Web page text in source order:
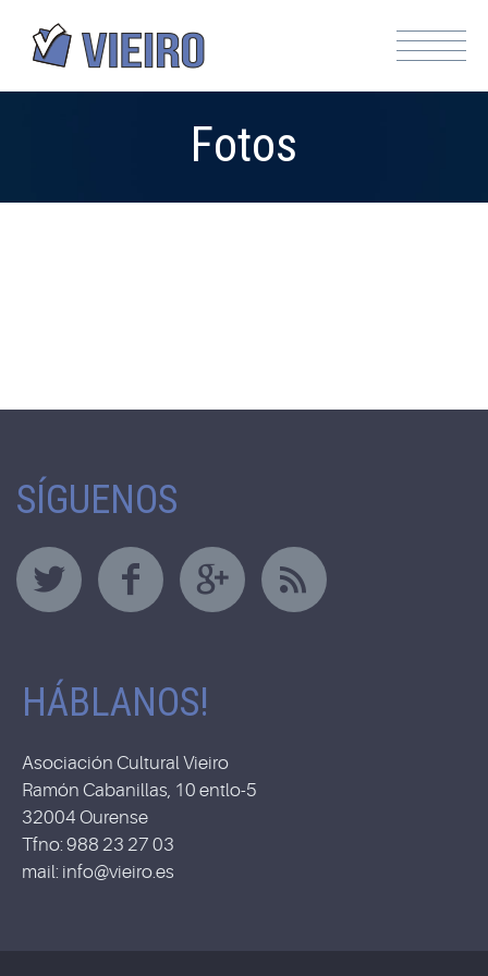
Fotos
SÍGUENOS
HÁBLANOS!
Asociación Cultural Vieiro
Ramón Cabanillas, 10 entlo-5
32004 Ourense
Tfno: 988 23 27 03
mail: info@vieiro.es